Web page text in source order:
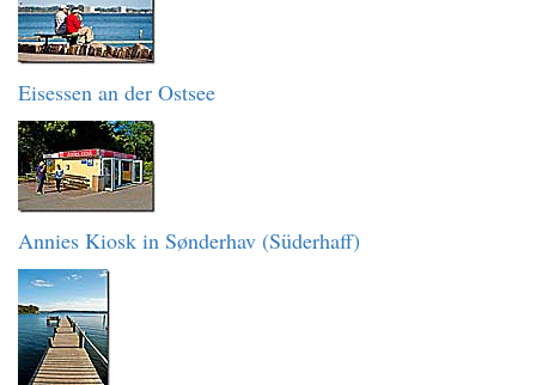
Eisessen an der Ostsee
Annies Kiosk in Sønderhav (Süderhaff)